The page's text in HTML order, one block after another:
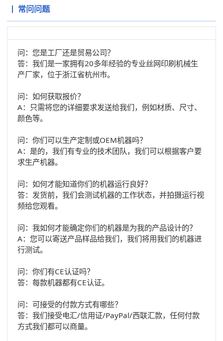
常问问题
问：您是工厂还是贸易公司？
答：我们是一家拥有20多年经验的专业丝网印刷机械生
产厂家，位于浙江省杭州市。
问：如何获取报价？
A：只需将您的详细要求发送给我们，例如材质、尺寸、
颜色等。
问：你们可以生产定制或OEM机器吗？
A：是的，我们有专业的技术团队，我们可以根据客户要
求生产机器。
问：如何才能知道你们的机器运行良好？
答：发货前，我们会测试机器的工作状态，并拍摄运行视
频给您观看。
问：我如何才能确定你们的机器是为我的产品设计的？
A：您可以寄送产品样品给我们，我们将用我们的机器进
行测试。
问：你们有CE认证吗？
答：每款机器都有CE认证。
问：可接受的付款方式有哪些？
答：我们接受电汇/信用证/PayPal/西联汇款，任何付款
方式我们都可以商量。